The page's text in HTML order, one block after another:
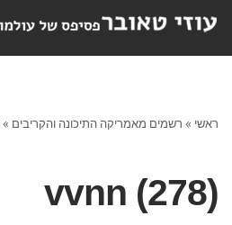
ראשי » רשמים מאמריקה התיכונה והקריבים »
vvnn (278)